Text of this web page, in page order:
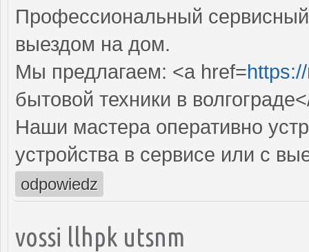
Профессиональный
выездом на дом.
Мы предлагаем: <a href=
бытовой техники в
Наши мастера оперативно
устройства в сервисе или с
odpowiedz
vossi llhpk utsnm